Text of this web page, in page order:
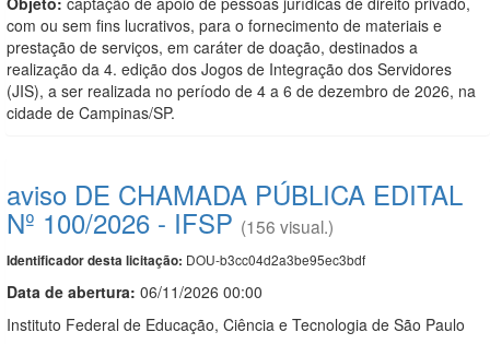
com ou sem fins lucrativos, para o fornecimento de materiais e
prestação de serviços, em caráter de doação, destinados a
realização da 4. edição dos Jogos de Integração dos Servidores
(JIS), a ser realizada no período de 4 a 6 de dezembro de 2026, na
cidade de Campinas/SP.
aviso DE CHAMADA PÚBLICA EDITAL
Nº 100/2026 - IFSP (156 visual.)
Identificador desta licitação: DOU-b3cc04d2a3be95ec3bdf
Data de abertura: 06/11/2026 00:00
Instituto Federal de Educação, Ciência e Tecnologia de São Paulo